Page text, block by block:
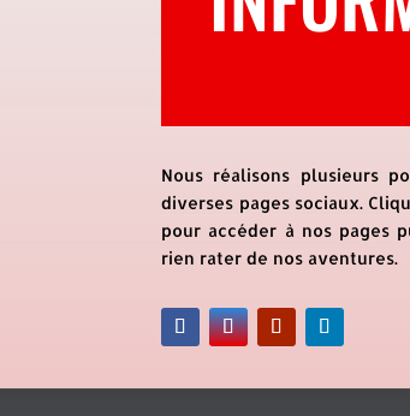
Nous réalisons plusieurs
diverses pages sociaux.
pour accéder à nos pages
rien rater de nos aventures.